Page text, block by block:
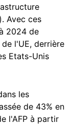
). Avec ces
2024 de
l'UE, derrière
Etats-Unis
les
de 43% en
l'AFP à partir